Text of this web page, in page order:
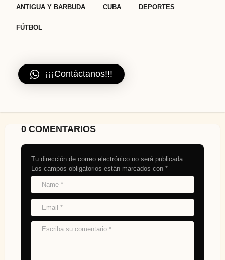
ANTIGUA Y BARBUDA CUBA DEPORTES
FÚTBOL
¡¡¡Contáctanos!!!
0 COMENTARIOS
Tu dirección de correo electrónico no será publicada.
Los campos obligatorios están marcados con *